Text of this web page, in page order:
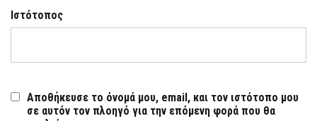
Ιστότοπος
Αποθήκευσε το όνομά μου, email, και τον ιστότοπο μου
σε αυτόν τον πλοηγό για την επόμενη φορά που θα